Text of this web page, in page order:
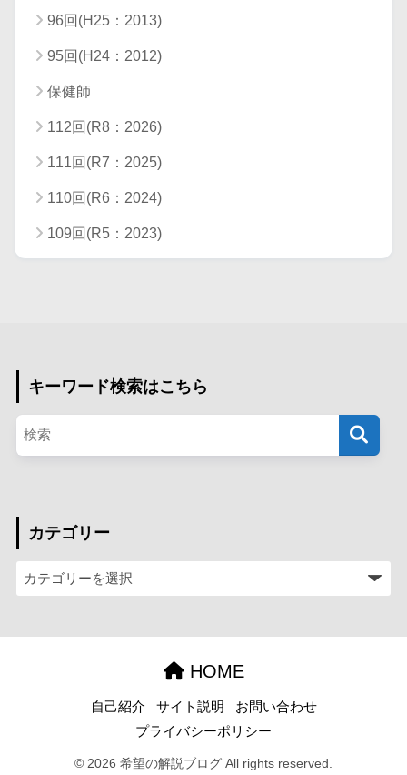
96回(H25：2013)
95回(H24：2012)
保健師
112回(R8：2026)
111回(R7：2025)
110回(R6：2024)
109回(R5：2023)
キーワード検索はこちら
カテゴリー
HOME
自己紹介 サイト説明
お問い合わせ
プライバシーポリシー
© 2026 希望の解説ブログ All rights reserved.